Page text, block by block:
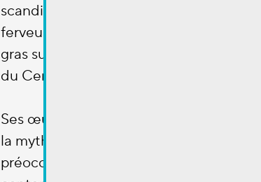
scandinaves, réalisées avec
ferveur et précision au fusain
gras sur les murs du MNAHA et
du Cercle Cité.
Ses œuvres mêlent références à
la mythologie nordique et
préoccupations écologiques